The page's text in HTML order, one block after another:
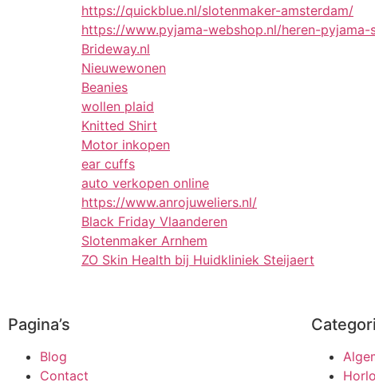
https://quickblue.nl/slotenmaker-amsterdam/
https://www.pyjama-webshop.nl/heren-pyjama-
Brideway.nl
Nieuwewonen
Beanies
wollen plaid
Knitted Shirt
Motor inkopen
ear cuffs
auto verkopen online
https://www.anrojuweliers.nl/
Black Friday Vlaanderen
Slotenmaker Arnhem
ZO Skin Health bij Huidkliniek Steijaert
Pagina’s
Blog
Contact